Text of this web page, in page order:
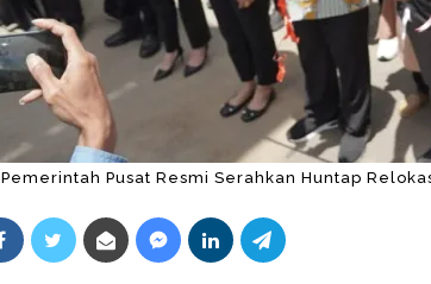
Pemerintah Pusat Resmi Serahkan Huntap